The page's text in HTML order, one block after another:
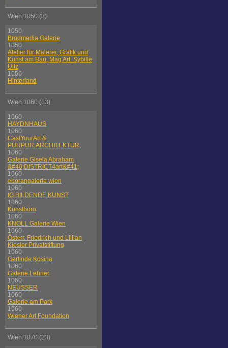
Wien 1050 (3)
1050
Brodmedia Galerie
1050
Atelier für Malerei, Grafik und
Kunst am Bau, Mag Art. Sybille
Uitz
1050
Hinterland
Wien 1060 (13)
1060
HAYDNHAUS
1060
CastYourArt &
PURPUR.ARCHITEKTUR
1060
Galerie Gisela Abraham
&#40;DISTRICT4art&#41;
1060
eborangalerie wien
1060
IG BILDENDE KUNST
1060
Kunstbüro
1060
KNOLL Galerie Wien
1060
Österr. Friedrich und Lillian
Kiesler Privatstiftung
1060
Gerlinde Kosina
1060
Galerie Lehner
1060
NEUSSER
1060
Galerie am Park
1060
Wiener Art Foundation
Wien 1070 (23)